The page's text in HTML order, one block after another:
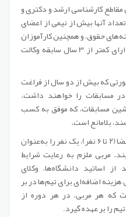
مقاطع کارشناسی ارشد و دکتری و
آنها بیش از نیمی از اعضای
حقوق، و همچنین کارآموزان
وکالت و وکلای پایه یک دادگستری دارای کمتر از 3 سال سابقه وکالت
که بیش از دو سال از فراغت
مسابقات را خواهند داشت.
مسابقات، که موفق به کسب
بلامانع است.
تیمها می‌توانند علاوه بر تعداد مجاز اعضا (۲ تا ۶ نفر)، یک نفر را به‌عنوان
مربی ملزم به رعایت شرایط
اساتید دانشگاه‌ها، وکلای
هزینه اضافه‌ای برای تیم‌ها در بر
که هر مربی، در هر دوره از
را بر عهده گیرد.